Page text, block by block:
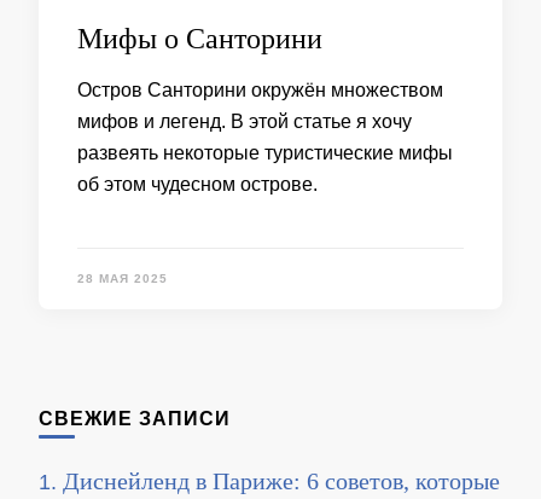
Мифы о Санторини
Остров Санторини окружён множеством
мифов и легенд. В этой статье я хочу
развеять некоторые туристические мифы
об этом чудесном острове.
28 МАЯ 2025
СВЕЖИЕ ЗАПИСИ
Диснейленд в Париже: 6 советов, которые